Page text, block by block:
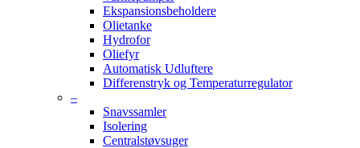
Ekspansionsbeholdere
Olietanke
Hydrofor
Oliefyr
Automatisk Udluftere
Differenstryk og Temperaturregulator
–
Snavssamler
Isolering
Centralstøvsuger